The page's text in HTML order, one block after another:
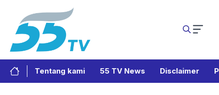
Tentang kami 55 TV News Disclaimer